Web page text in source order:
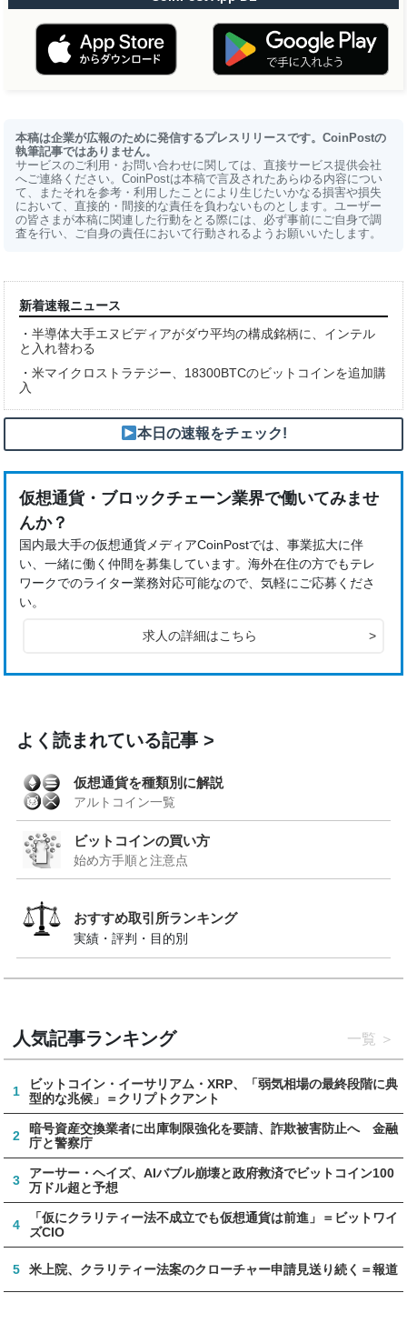
本稿は企業が広報のために発信するプレスリリースです。CoinPostの
執筆記事ではありません。
サービスのご利用・お問い合わせに関しては、直接サービス提供会社
へご連絡ください。CoinPostは本稿で言及されたあらゆる内容につい
て、またそれを参考・利用したことにより生じたいかなる損害や損失
において、直接的・間接的な責任を負わないものとします。ユーザー
の皆さまが本稿に関連した行動をとる際には、必ず事前にご自身で調
査を行い、ご自身の責任において行動されるようお願いいたします。
新着速報ニュース
・半導体大手エヌビディアがダウ平均の構成銘柄に、インテル
と入れ替わる
・米マイクロストラテジー、18300BTCのビットコインを追加購
入
本日の速報をチェック!
仮想通貨・ブロックチェーン業界で働いてみませ
んか？
国内最大手の仮想通貨メディアCoinPostでは、事業拡大に伴
い、一緒に働く仲間を募集しています。海外在住の方でもテレ
ワークでのライター業務対応可能なので、気軽にご応募くださ
い。
求人の詳細はこちら >
よく読まれている記事
仮想通貨を種類別に解説
アルトコイン一覧
ビットコインの買い方
始め方手順と注意点
おすすめ取引所ランキング
実績・評判・目的別
人気記事ランキング 一覧
1
ビットコイン・イーサリアム・XRP、「弱気相場の最終段階に典
型的な兆候」＝クリプトクアント
2
暗号資産交換業者に出庫制限強化を要請、詐欺被害防止へ 金融
庁と警察庁
3
アーサー・ヘイズ、AIバブル崩壊と政府救済でビットコイン100
万ドル超と予想
4
「仮にクラリティー法不成立でも仮想通貨は前進」＝ビットワイ
ズCIO
5 米上院、クラリティー法案のクローチャー申請見送り続く＝報道